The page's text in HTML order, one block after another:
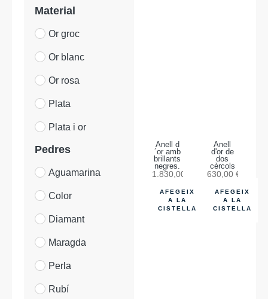
Material
Or groc
Or blanc
Or rosa
Plata
Plata i or
Pedres
Aguamarina
Color
Diamant
Maragda
Perla
Rubí
Anell d
´or amb
brillants
negres.
1.830,00
AFEGEIX
A LA
CISTELLA
Anell
d'or de
dos
cèrcols
630,00 €
AFEGEIX
A LA
CISTELLA